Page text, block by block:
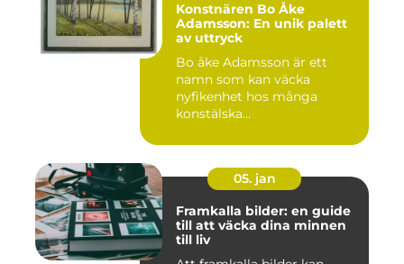
Konstnären Bo Åke
Adamsson: En unik palett
av uttryck
Bo åke Adamsson är ett
namn som kan väcka
nyfikenhet hos många
konstälska...
05. jan
Framkalla bilder: en guide
till att väcka dina minnen
till liv